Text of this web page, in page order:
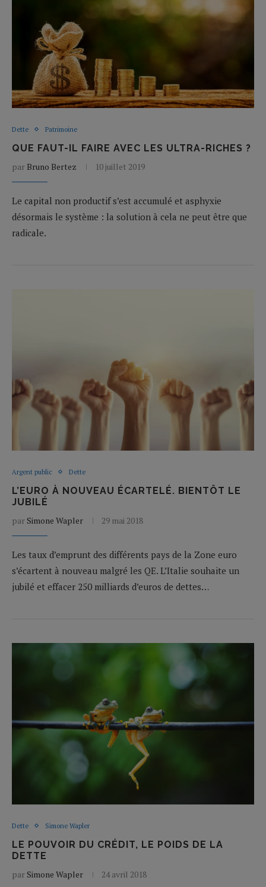
Dette Patrimoine
QUE FAUT-IL FAIRE AVEC LES ULTRA-RICHES ?
par Bruno Bertez 10 juillet 2019
Le capital non productif s’est accumulé et asphyxie
désormais le système : la solution à cela ne peut être que
radicale.
Argent public Dette
L’EURO À NOUVEAU ÉCARTELÉ. BIENTÔT LE
JUBILÉ
par Simone Wapler 29 mai 2018
Les taux d’emprunt des différents pays de la Zone euro
s’écartent à nouveau malgré les QE. L’Italie souhaite un
jubilé et effacer 250 milliards d’euros de dettes…
Dette Simone Wapler
LE POUVOIR DU CRÉDIT, LE POIDS DE LA
DETTE
par Simone Wapler 24 avril 2018